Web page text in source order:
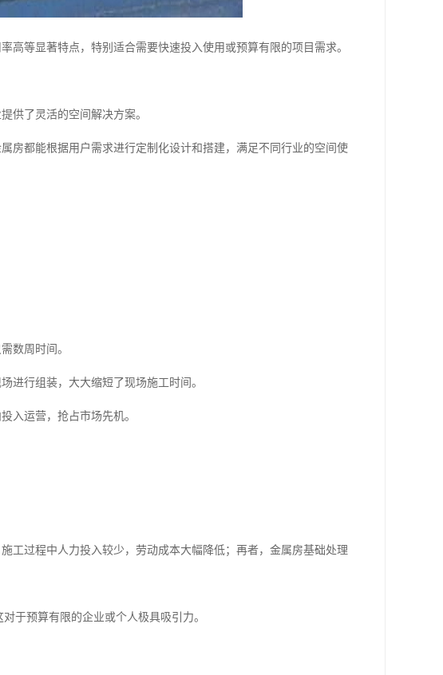
等显著特点，特别适合需要快速投入使用或预算有限的项目需求。
供了灵活的空间解决方案。
房都能根据用户需求进行定制化设计和搭建，满足不同行业的空间使
数周时间。
进行组装，大大缩短了现场施工时间。
入运营，抢占市场先机。
工过程中人力投入较少，劳动成本大幅降低；再者，金属房基础处理
于预算有限的企业或个人极具吸引力。